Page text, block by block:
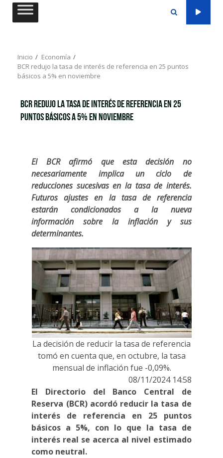
Saltar
Inicio
Economía
BCR redujo la tasa de interés de referencia en 25 puntos
básicos a 5% en noviembre
BCR redujo la tasa de interés de referencia en 25
puntos básicos a 5% en noviembre
El BCR afirmó que esta decisión no
necesariamente implica un ciclo de
reducciones sucesivas en la tasa de interés.
Futuros ajustes en la tasa de referencia
estarán condicionados a la nueva
información sobre la inflación y sus
determinantes.
La decisión de reducir la tasa de referencia
tomó en cuenta que, en octubre, la tasa
mensual de inflación fue -0,09%.
08/11/2024 14:58
El Directorio del Banco Central de
Reserva (BCR) acordó reducir la tasa de
interés de referencia en 25 puntos
básicos a 5%, con lo que la tasa de
interés real se acerca al nivel estimado
como neutral.